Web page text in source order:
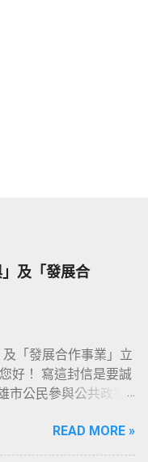
」及「發展合
「發展合作事業」立
好！ 寫這封信是要誠
市公民參與公共政策
）以及《高雄市發
案》（連結：
READ MORE »